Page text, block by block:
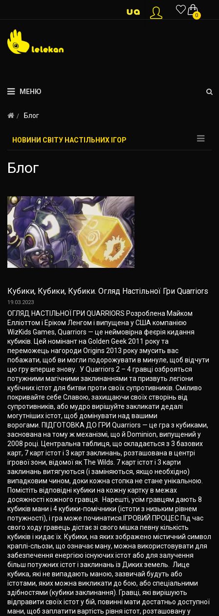
0
МЕНЮ
Блог
НОВИНИ СВІТУ НАСТІЛЬНИХ ІГОР
Блог
Кубики, Кубики, Кубики. Огляд Настільної Гри Quarriors
19.03.2023
ОГЛЯД НАСТІЛЬНОЇ ГРИ QUARRIORS Розроблена Майком
Елліоттом і Еріком Ленгом і випущена у США компанією
WizKids Games, Quarriors — це неймовірна феєрія кидання
кубиків. Цей номінант на Golden Geek 2011 року та
переможець нагороди Origins 2013 року змусить вас
побажати, щоб ви могли подорожувати в минуле, щоб відчути
цю гру вперше знову. У Quarriors 2 – 4 гравці озброяться
потужними магічними заклинаннями та призвуть легіони
кубічних істот для битви проти своїх супротивників. Сміливо
покривайте себе Славою, захищаючи своїх створінь від
супротивників, або мудро вирішуйте закликати дедалі
могутніших істот, щоб домінувати над вашими
ворогами. ПІДГОТОВКА ДО ГРИ Quarriors — це гра з кубиками,
заснована на тому ж механізмі, що й Dominion, випущений у
2008 році. Центральна таблиця, що складається з 3 базових
карт, 7 карт істот і 3 карт заклинань, розташована в центрі
ігрової зони, відомої як The Wilds. 7 карт істот і 3 карти
заклинань витягуються (і заміняються, якщо необхідно)
випадковим чином, доки кожна стопка не стане унікальною.
Помістіть відповідні кубики на кожну картку в межах
досяжності кожного гравця. Нарешті, усім гравцям дають 8
кубиків мани і 4 кубики-помічники (істоти з низьким рівнем
потужності), і гра може починатися.ІГРОВИЙ ПРОЦЕС Під час
свого ходу гравець дістає зі свого мішка певну кількість
кубиків і кидає їх. Кубики, на яких зображено містичний символ
краплі-сльози, що означає ману, можна використовувати для
забезпечення енергією існуючих істот або для залучення
більш потужних істот і заклинань із Диких земель. Лице
кубика, які не випадають маною, зазвичай будуть або
істотами, яких можна викликати до бою, або спеціальними
здібностями (кубики заклинання). Гравці, які вирішують
відправити своїх істот у бій, повинні мати достатньо доступної
мани, щоб заплатити вартість рівня істот, розташовану у